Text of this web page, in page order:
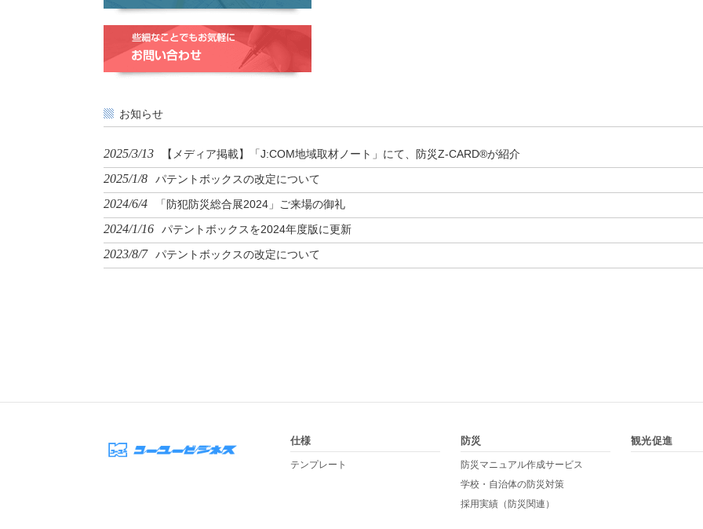
お知らせ
2025/3/13 【メディア掲載】「J:COM地域取材ノート」にて、防災Z-CARD®が紹介
2025/1/8 パテントボックスの改定について
2024/6/4 「防犯防災総合展2024」ご来場の御礼
2024/1/16 パテントボックスを2024年度版に更新
2023/8/7 パテントボックスの改定について
仕様
テンプレート
防災
防災マニュアル作成サービス
学校・自治体の防災対策
採用実績（防災関連）
観光促進